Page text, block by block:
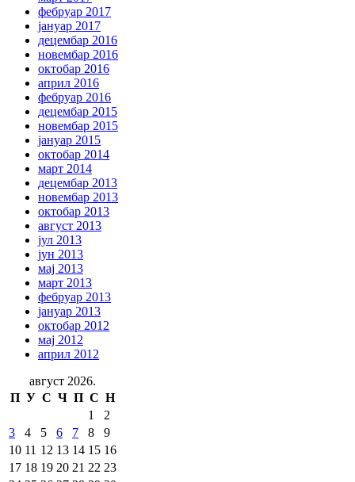
фебруар 2017
јануар 2017
децембар 2016
новембар 2016
октобар 2016
април 2016
фебруар 2016
децембар 2015
новембар 2015
јануар 2015
октобар 2014
март 2014
децембар 2013
новембар 2013
октобар 2013
август 2013
јул 2013
јун 2013
мај 2013
март 2013
фебруар 2013
јануар 2013
октобар 2012
мај 2012
април 2012
август 2026.
П У С Ч П С Н
1
2
3
4 5 6 7 8
9
10 11 12 13 14 15 16
17 18 19 20 21 22 23